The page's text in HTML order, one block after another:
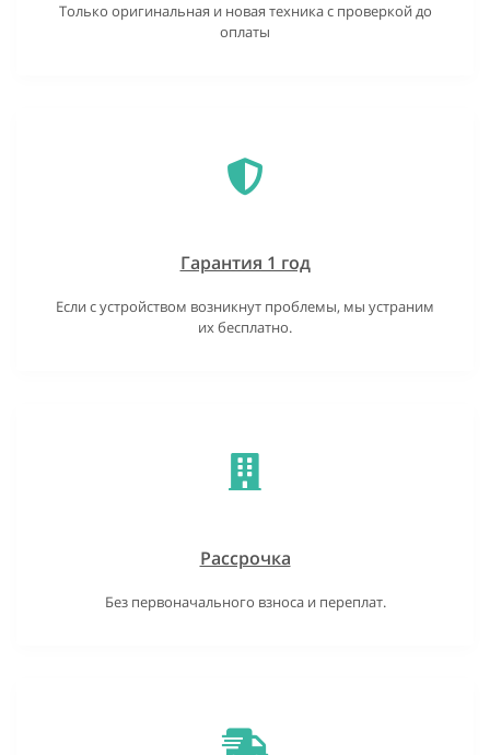
Только оригинальная и новая техника с проверкой до
оплаты
Гарантия 1 год
Если с устройством возникнут проблемы, мы устраним
их бесплатно.
Рассрочка
Без первоначального взноса и переплат.